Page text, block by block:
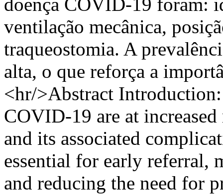
ventilação mecânica,
traqueostomia. A
alta, o que reforça a
<hr/>Abstract
COVID-19 are at
and its associated
essential for early referral,
and reducing the need for